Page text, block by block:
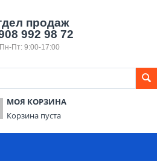
продаж
992 98 72
Пн-Пт: 9:00-17:00
МОЯ КОРЗИНА
Корзина пуста